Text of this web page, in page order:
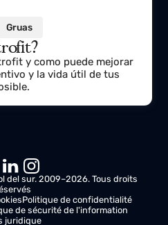
IP65? ¿En
con IP67?
IP de los dispositivos en
protección IP65 y IP67
nuestro sector
y como puede mejorar
y la vida útil de tus